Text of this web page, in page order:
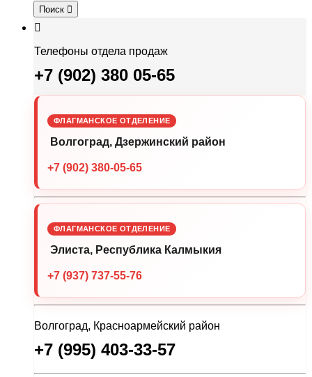
Поиск
Телефоны отдела продаж
+7 (902) 380 05-65
ФЛАГМАНСКОЕ ОТДЕЛЕНИЕ
Волгоград, Дзержинский район
+7 (902) 380-05-65
ФЛАГМАНСКОЕ ОТДЕЛЕНИЕ
Элиста, Республика Калмыкия
+7 (937) 737-55-76
Волгоград, Красноармейский район
+7 (995) 403-33-57